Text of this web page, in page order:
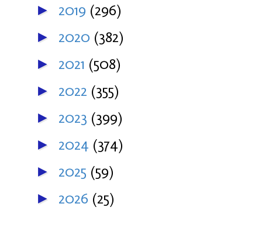
► 2019 (296)
► 2020 (382)
► 2021 (508)
► 2022 (355)
► 2023 (399)
► 2024 (374)
► 2025 (59)
► 2026 (25)